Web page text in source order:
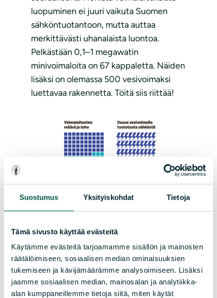
Suostumus Yksityiskohdat Tietoja
Tämä sivusto käyttää evästeitä
Käytämme evästeitä tarjoamamme sisällön ja mainosten
räätälöimiseen, sosiaalisen median ominaisuuksien
tukemiseen ja kävijämäärämme analysoimiseen. Lisäksi
jaamme sosiaalisen median, mainosalan ja analytiikka-
alan kumppaneillemme tietoja siitä, miten käytät
luopuminen ei juuri vaikuta Suomen
sähköntuotantoon, mutta auttaa
merkittävästi uhanalaista luontoa.
Pelkästään 0,1–1 megawatin
minivoimaloita on 67 kappaletta. Näiden
lisäksi on olemassa 500 vesivoimaksi
luettavaa rakennetta. Töitä siis riittää!
Vaikutukset sähköntuotantoon: